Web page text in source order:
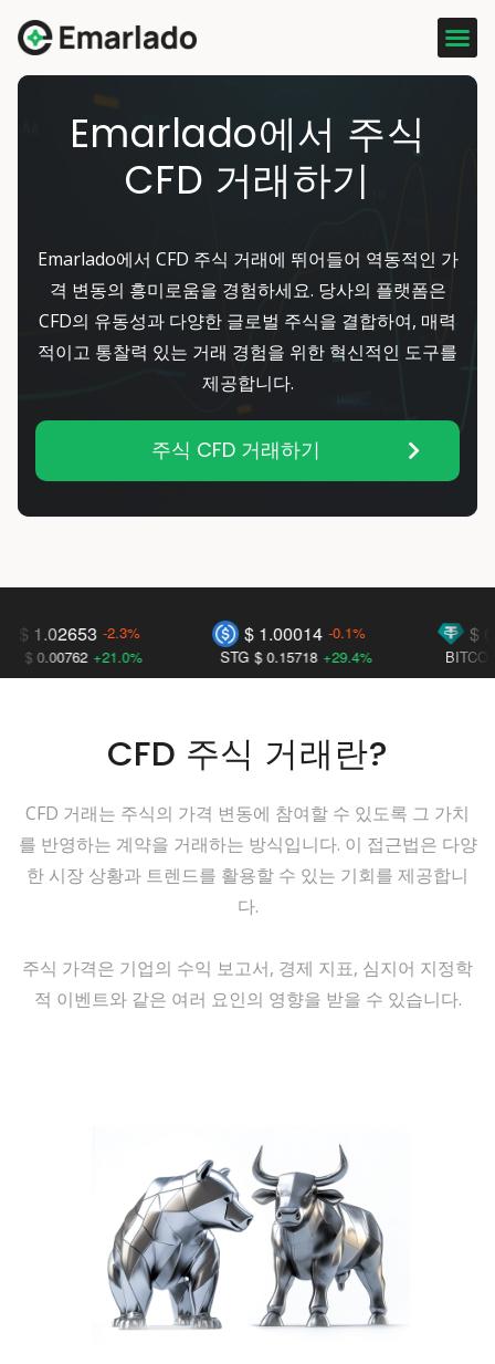
Emarlado에서 주식
CFD 거래하기
Emarlado에서 CFD 주식 거래에 뛰어들어 역동적인 가
격 변동의 흥미로움을 경험하세요. 당사의 플랫폼은
CFD의 유동성과 다양한 글로벌 주식을 결합하여, 매력
적이고 통찰력 있는 거래 경험을 위한 혁신적인 도구를
제공합니다.
주식 CFD 거래하기
$
$ 1.00014 -0.1%
1.02653 -2.3%
BITCOIN $
$ 0.15718 +29.4%
+21.0%
CFD 주식 거래란?
CFD 거래는 주식의 가격 변동에 참여할 수 있도록 그 가치
를 반영하는 계약을 거래하는 방식입니다. 이 접근법은 다양
한 시장 상황과 트렌드를 활용할 수 있는 기회를 제공합니
다.
주식 가격은 기업의 수익 보고서, 경제 지표, 심지어 지정학
적 이벤트와 같은 여러 요인의 영향을 받을 수 있습니다.